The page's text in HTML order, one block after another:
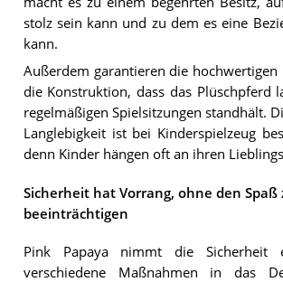
stolz sein kann und zu dem es eine
kann.
Außerdem garantieren die
die Konstruktion, dass das Plüschpferd
regelmäßigen Spielsitzungen standhält.
Langlebigkeit ist bei Kinderspielzeug
denn Kinder hängen oft an ihren
Sicherheit hat Vorrang, ohne den Spaß
beeinträchtigen
Pink Papaya nimmt die Sicherheit
verschiedene Maßnahmen in das